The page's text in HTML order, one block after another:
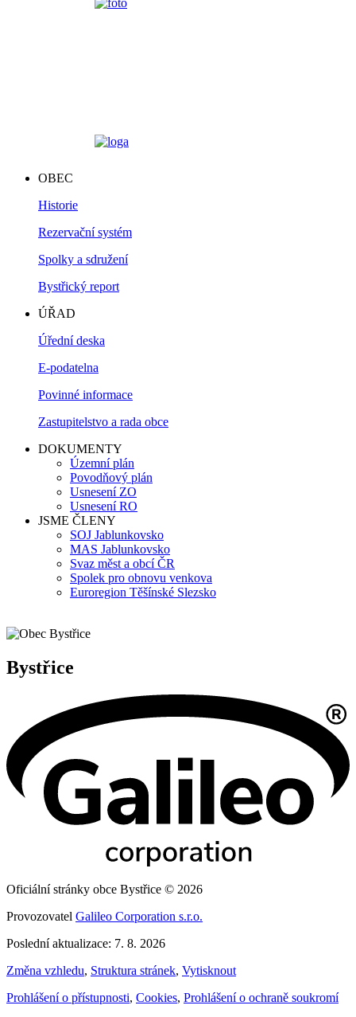
OBEC
Historie
Rezervační systém
Spolky a sdružení
Bystřický report
ÚŘAD
Úřední deska
E-podatelna
Povinné informace
Zastupitelstvo a rada obce
DOKUMENTY
Územní plán
Povodňový plán
Usnesení ZO
Usnesení RO
JSME ČLENY
SOJ Jablunkovsko
MAS Jablunkovsko
Svaz měst a obcí ČR
Spolek pro obnovu venkova
Euroregion Těšínské Slezsko
Bystřice
Oficiální stránky obce Bystřice © 2026
Provozovatel Galileo Corporation s.r.o.
Poslední aktualizace: 7. 8. 2026
Změna vzhledu, Struktura stránek, Vytisknout
Prohlášení o přístupnosti, Cookies, Prohlášení o ochraně soukromí